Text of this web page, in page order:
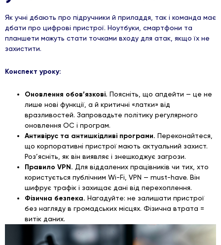
Як учні дбають про підручники й приладдя, так і команда має
дбати про цифрові пристрої. Ноутбуки, смартфони та
планшети можуть стати точками входу для атак, якщо їх не
захистити.
Конспект уроку:
Оновлення обов’язкові. Поясніть, що апдейти — це не
лише нові функції, а й критичні «латки» від
вразливостей. Запровадьте політику регулярного
оновлення ОС і програм.
Антивірус та антишкідливі програми. Переконайтеся,
що корпоративні пристрої мають актуальний захист.
Роз’ясніть, як він виявляє і знешкоджує загрози.
Правило VPN. Для віддалених працівників чи тих, хто
користується публічним Wi-Fi, VPN — must-have. Він
шифрує трафік і захищає дані від перехоплення.
Фізична безпека. Нагадуйте: не залишати пристрої
без нагляду в громадських місцях. Фізична втрата =
витік даних.